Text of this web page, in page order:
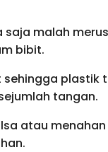
malah
bibit.
plastik
tangan.
atau